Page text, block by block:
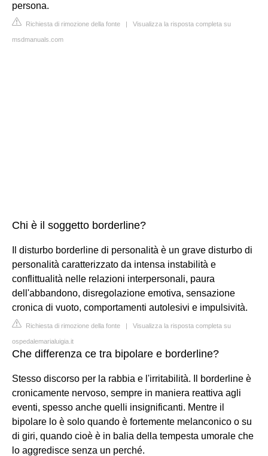
persona.
Richiesta di rimozione della fonte | Visualizza la risposta completa su
msdmanuals.com
Chi è il soggetto borderline?
Il disturbo borderline di personalità è un grave disturbo di
personalità caratterizzato da intensa instabilità e
conflittualità nelle relazioni interpersonali, paura
dell'abbandono, disregolazione emotiva, sensazione
cronica di vuoto, comportamenti autolesivi e impulsività.
Richiesta di rimozione della fonte | Visualizza la risposta completa su
ospedalemarialuigia.it
Che differenza ce tra bipolare e borderline?
Stesso discorso per la rabbia e l'irritabilità. Il borderline è
cronicamente nervoso, sempre in maniera reattiva agli
eventi, spesso anche quelli insignificanti. Mentre il
bipolare lo è solo quando è fortemente melanconico o su
di giri, quando cioè è in balia della tempesta umorale che
lo aggredisce senza un perché.